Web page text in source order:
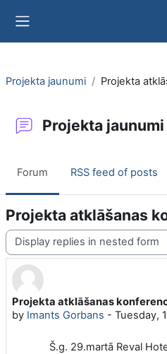
Projekta jaunumi Projekta
Projekta jaunumi
Forum RSS feed of posts
Projekta atklāšanas
Display mode
Projekta atklāšanas
by Imants Gorbans - Tuesday,
Number of replies: 1
Š.g. 29.martā Reval